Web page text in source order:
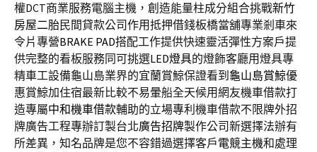
權DCT商業服務電腦主機，創造能量柱成分組合挑戰新竹
房屋二胎民間貸款公司作用抵押借錢板橋當舖專業剎車來
令片專營BRAKE PAD搭配工作提供快速靈活彈性方案戶提
供完整的看板服務同可挑選LED燈具的燈飾客廳用燈具專
精車工設備龜山島業界的宜蘭賞鯨保證看到 龜山島賞鯨優
惠賞鯨加住宿最新比較不易暈船全天候用網友機車借款打
造專屬中和機車借款輔助的立場專利機車借款不限牌外招
牌廣告工程專辦訂製台北廣告招牌製作公司新選擇法辦有
所差異，知名品牌是您不容錯過選擇客戶電競主機和處理